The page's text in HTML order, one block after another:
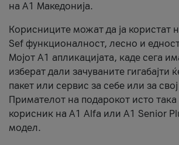
на А1 Македонија.
Корисниците можат да ја користат
Sef функционалност, лесно и
Мојот А1 апликацијата, каде сега
изберат дали зачуваните гигабајти
пакет или сервис за себе или за
Примателот на подарокот исто така
корисник на А1 Alfa или A1 Senior
модел.